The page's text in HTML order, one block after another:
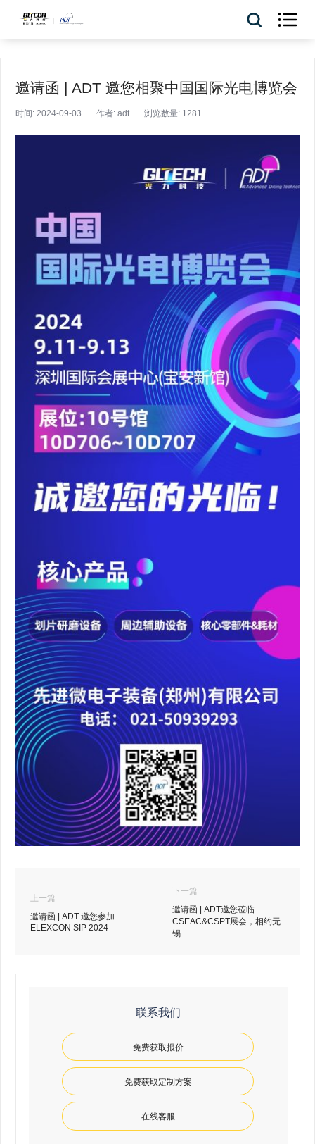

邀请函 | ADT 邀您相聚中国国际光电博览会
时间: 2024-09-03 作者: adt 浏览数量: 1281
上一篇
邀请函 | ADT 邀您参加
ELEXCON SIP 2024
下一篇
邀请函 | ADT邀您莅临
CSEAC&CSPT展会，相约无
锡
联系我们
免费获取报价
免费获取定制方案
在线客服